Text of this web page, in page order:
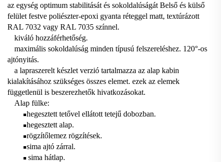
az egység optimum stabilitását és sokoldalúságát Belső és külső
felület festve poliészter-epoxi gyanta réteggel matt, textúrázott
RAL 7032 vagy RAL 7035 színnel.
kiváló hozzáférhetőség.
maximális sokoldalúság minden típusú felszereléshez. 120°-os
ajtónyitás.
a lapraszerelt készlet verzió tartalmazza az alap kabin
kialakításához szükséges összes elemet. ezek az elemek
függetlenül is beszerezhetők hivatkozásokat.
Alap fülke:
■hegesztett tetővel ellátott tetejű dobozban.
■hegesztett alap.
■rögzítőlemez rögzítések.
■sima ajtó zárral.
■ sima hátlap.